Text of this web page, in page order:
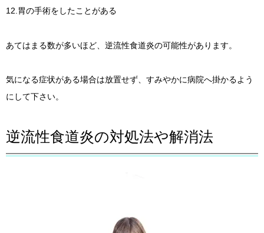
12.胃の手術をしたことがある
あてはまる数が多いほど、逆流性食道炎の可能性があります。
気になる症状がある場合は放置せず、すみやかに病院へ掛かるよう
にして下さい。
逆流性食道炎の対処法や解消法